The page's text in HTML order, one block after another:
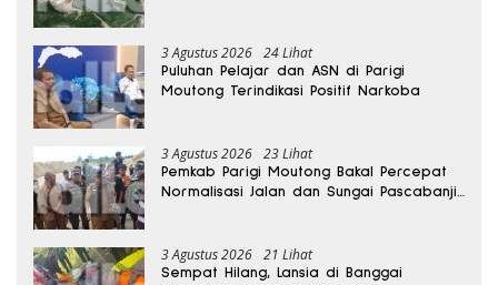
3 Agustus 2026 24 Lihat
Puluhan Pelajar dan ASN di Parigi
Moutong Terindikasi Positif Narkoba
3 Agustus 2026 23 Lihat
Pemkab Parigi Moutong Bakal Percepat
Normalisasi Jalan dan Sungai Pascabanjir
3 Agustus 2026 21 Lihat
Sempat Hilang, Lansia di Banggai